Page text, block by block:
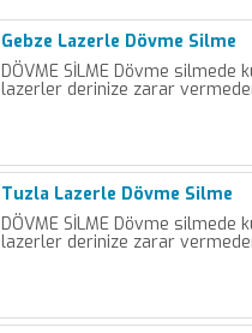
Gebze Lazerle Dövme Silme
DÖVME SİLME Dövme silmede
lazerler derinize zarar
Tuzla Lazerle Dövme Silme
DÖVME SİLME Dövme silmede
lazerler derinize zarar